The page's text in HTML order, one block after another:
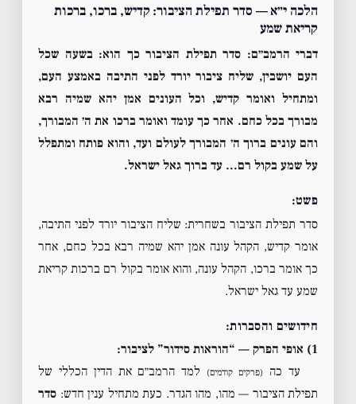
הלכה י״א — סדר תפילת הציבור: קדיש, ברכו, ברכות
קריאת שמע
דברי הרמב״ם: סדר תפילת הציבור כך הוא: בשעה שכל
העם יושבין, שליח ציבור יורד לפני התיבה באמצע העם,
ומתחיל ואומר קדיש, וכל העונים אמן יהא שמיה רבא
מבורך בכל כחם. אחר כך עומד ואומר ברכו את ה׳ המבורך,
והם עונים ברוך ה׳ המבורך לעולם ועד, והוא פותח ומתפלל
על שמע בקול רם… עד ברוך גאל ישראל.
פשט:
סדר תפילת הציבור בשחרית: שליח הציבור יורד לפני התיבה,
אומר קדיש, הקהל עונה אמן יהא שמיה רבא בכל כחם, אחר
כך אומר ברכו, הקהל עונה, והוא אומר בקול רם ברכות קריאת
שמע עד גאל ישראל.
חידושים והסברות:
1) אופי הפרק — “הוראות סידור” לציבור:
עד כה
(פרקים קודמים)
למד הרמב״ם את הדין הכללי של
תפילת הציבור — מהו, מהו הגדר. כעת מתחיל ענין חדש: סדר